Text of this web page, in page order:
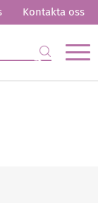
Kontakta oss